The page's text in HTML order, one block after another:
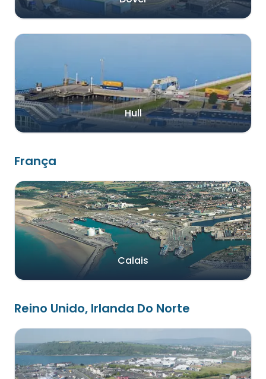
Hull
França
Calais
Reino Unido, Irlanda Do Norte